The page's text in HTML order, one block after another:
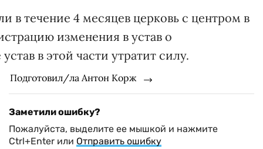
в течение 4 месяцев церковь с центром в
изменения в устав о
в этой части утратит силу.
Подготовил/ла Антон Корж
Заметили ошибку?
Пожалуйста, выделите ее мышкой и нажмите
Ctrl+Enter или Отправить ошибку